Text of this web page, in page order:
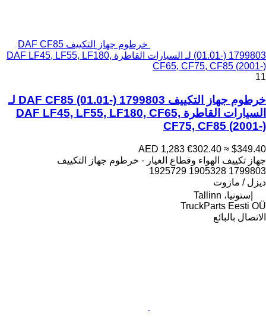
خرطوم جهاز التكييف DAF CF85
(01.01-) 1799803 لـ السيارات القاطرة DAF LF45, LF55, LF180,
CF65, CF75, CF85 (2001-)
11
خرطوم جهاز التكييف DAF CF85 (01.01-) 1799803 لـ
السيارات القاطرة DAF LF45, LF55, LF180, CF65,
CF75, CF85 (2001-)
AED 1,283 €302.40 ≈ $349.40
جهاز تكييف الهواء وقطاع الغيار - خرطوم جهاز التكييف
1799803 1905328 1925729
ديزل / مازوت
إستونيا، Tallinn
TruckParts Eesti OÜ
الاتصال بالبائع